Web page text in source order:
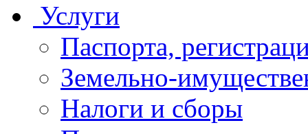
Услуги
Паспорта,
Земельно-
Налоги и сборы